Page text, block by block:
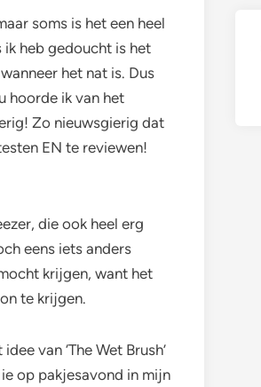
soms is het een heel
heb gedoucht is het
het nat is. Dus
hoorde ik van het
Zo nieuwsgierig dat
EN te reviewen!
die ook heel erg
eens iets anders
krijgen, want het
te krijgen.
van ‘The Wet Brush’
op pakjesavond in mijn